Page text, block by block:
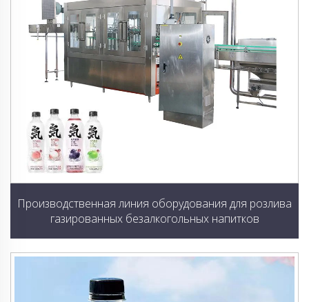
Производственная линия оборудования для розлива
газированных безалкогольных напитков